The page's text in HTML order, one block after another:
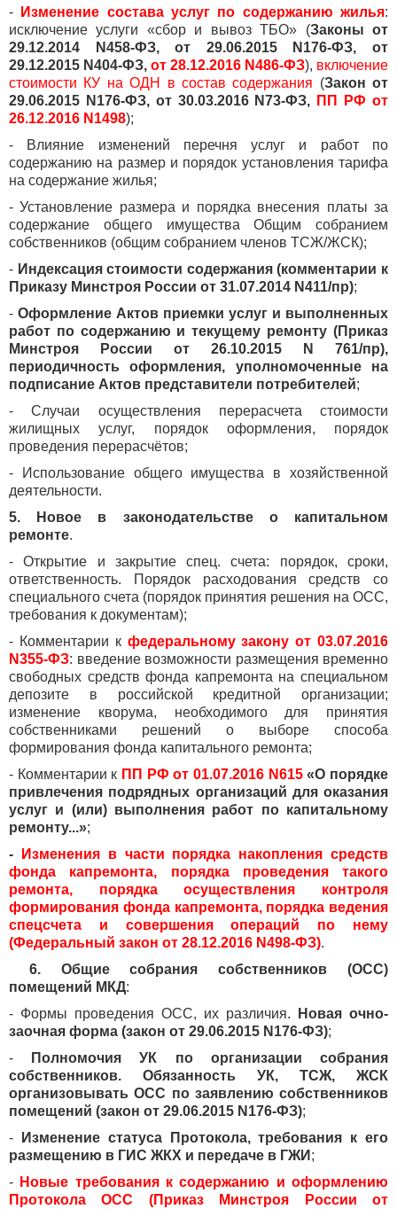
- Изменение состава услуг по содержанию жилья:
исключение услуги «сбор и вывоз ТБО» (Законы от
29.12.2014 N458-ФЗ, от 29.06.2015 N176-ФЗ, от
29.12.2015 N404-ФЗ, от 28.12.2016 N486-ФЗ), включение
стоимости КУ на ОДН в состав содержания (Закон от
29.06.2015 N176-ФЗ, от 30.03.2016 N73-ФЗ, ПП РФ от
26.12.2016 N1498);
- Влияние изменений перечня услуг и работ по
содержанию на размер и порядок установления тарифа
на содержание жилья;
- Установление размера и порядка внесения платы за
содержание общего имущества Общим собранием
собственников (общим собранием членов ТСЖ/ЖСК);
- Индексация стоимости содержания (комментарии к
Приказу Минстроя России от 31.07.2014 N411/пр);
- Оформление Актов приемки услуг и выполненных
работ по содержанию и текущему ремонту (Приказ
Минстроя России от 26.10.2015 N 761/пр),
периодичность оформления, уполномоченные на
подписание Актов представители потребителей;
- Случаи осуществления перерасчета стоимости
жилищных услуг, порядок оформления, порядок
проведения перерасчётов;
- Использование общего имущества в хозяйственной
деятельности.
5. Новое в законодательстве о капитальном
ремонте.
- Открытие и закрытие спец. счета: порядок, сроки,
ответственность. Порядок расходования средств со
специального счета (порядок принятия решения на ОСС,
требования к документам);
- Комментарии к федеральному закону от 03.07.2016
N355-ФЗ: введение возможности размещения временно
свободных средств фонда капремонта на специальном
депозите в российской кредитной организации;
изменение кворума, необходимого для принятия
собственниками решений о выборе способа
формирования фонда капитального ремонта;
- Комментарии к ПП РФ от 01.07.2016 N615 «О порядке
привлечения подрядных организаций для оказания
услуг и (или) выполнения работ по капитальному
ремонту...»;
- Изменения в части порядка накопления средств
фонда капремонта, порядка проведения такого
ремонта, порядка осуществления контроля
формирования фонда капремонта, порядка ведения
спецсчета и совершения операций по нему
(Федеральный закон от 28.12.2016 N498-ФЗ).
6. Общие собрания собственников (ОСС)
помещений МКД:
- Формы проведения ОСС, их различия.
Новая очно-
заочная форма (закон от 29.06.2015 N176-ФЗ);
-
Полномочия УК по организации собрания
собственников. Обязанность УК, ТСЖ, ЖСК
организовывать ОСС по заявлению собственников
помещений (закон от 29.06.2015 N176-ФЗ);
- Изменение статуса Протокола, требования к его
размещению в ГИС ЖКХ и передаче в ГЖИ ;
- Новые требования к содержанию и оформлению
Протокола ОСС (Приказ Минстроя России от